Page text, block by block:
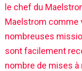
le chef du
Maelstrom comme
nombreuses
sont facilement
nombre de mises